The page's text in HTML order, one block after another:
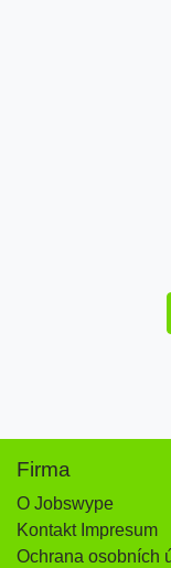
Firma
O Jobswype
Kontakt Impresum
Ochrana osobních